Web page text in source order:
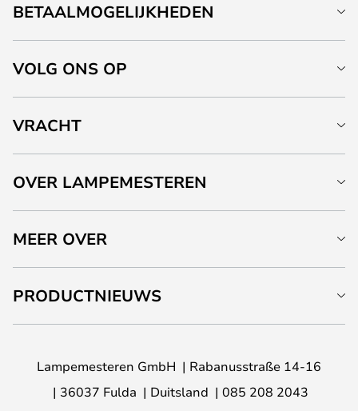
BETAALMOGELIJKHEDEN
VOLG ONS OP
VRACHT
OVER LAMPEMESTEREN
MEER OVER
PRODUCTNIEUWS
Lampemesteren GmbH
Rabanusstraße 14-16
36037 Fulda
Duitsland
085 208 2043